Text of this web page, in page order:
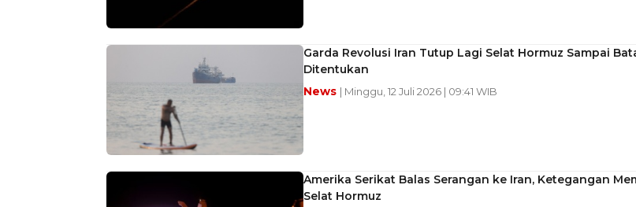
Garda Revolusi Iran Tutup Lagi Selat Hormuz Sampai
Ditentukan
News | Minggu, 12 Juli 2026 | 09:41 WIB
Amerika Serikat Balas Serangan ke Iran, Ketegangan
Selat Hormuz